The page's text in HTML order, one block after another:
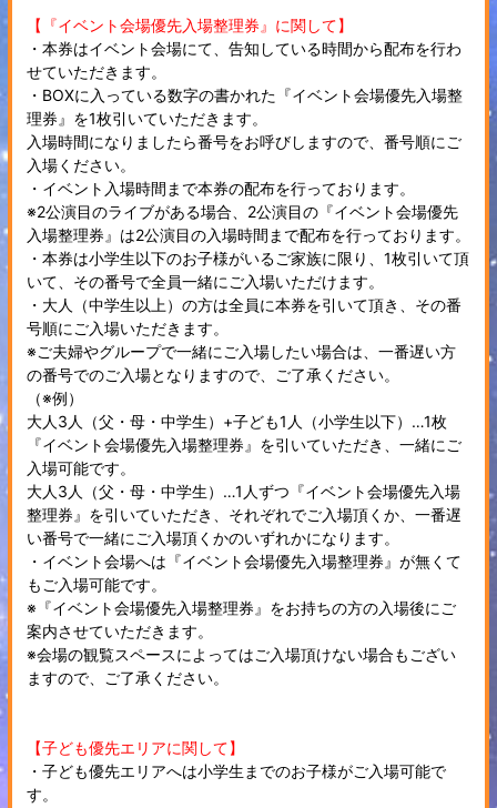
【『イベント会場優先入場整理券』に関して】
・本券はイベント会場にて、告知している時間から配布を行わ
せていただきます。
・BOXに入っている数字の書かれた『イベント会場優先入場整
理券』を1枚引いていただきます。
入場時間になりましたら番号をお呼びしますので、番号順にご
入場ください。
・イベント入場時間まで本券の配布を行っております。
※2公演目のライブがある場合、2公演目の『イベント会場優先
入場整理券』は2公演目の入場時間まで配布を行っております。
・本券は小学生以下のお子様がいるご家族に限り、1枚引いて頂
いて、その番号で全員一緒にご入場いただけます。
・大人（中学生以上）の方は全員に本券を引いて頂き、その番
号順にご入場いただきます。
※ご夫婦やグループで一緒にご入場したい場合は、一番遅い方
の番号でのご入場となりますので、ご了承ください。
（※例）
大人3人（父・母・中学生）+子ども1人（小学生以下）…1枚
『イベント会場優先入場整理券』を引いていただき、一緒にご
入場可能です。
大人3人（父・母・中学生）…1人ずつ『イベント会場優先入場
整理券』を引いていただき、それぞれでご入場頂くか、一番遅
い番号で一緒にご入場頂くかのいずれかになります。
・イベント会場へは『イベント会場優先入場整理券』が無くて
もご入場可能です。
※『イベント会場優先入場整理券』をお持ちの方の入場後にご
案内させていただきます。
※会場の観覧スペースによってはご入場頂けない場合もござい
ますので、ご了承ください。
【子ども優先エリアに関して】
・子ども優先エリアへは小学生までのお子様がご入場可能で
す。